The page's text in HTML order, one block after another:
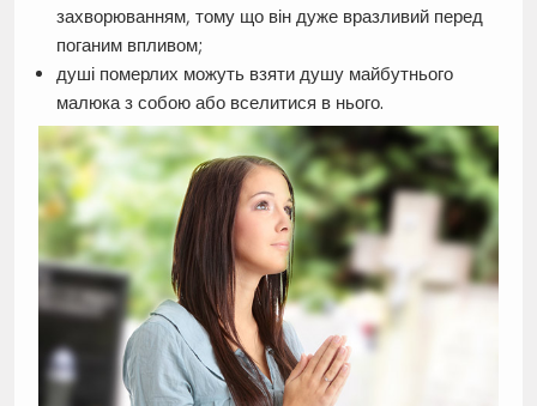
захворюванням, тому що він дуже вразливий перед
поганим впливом;
душі померлих можуть взяти душу майбутнього
малюка з собою або вселитися в нього.